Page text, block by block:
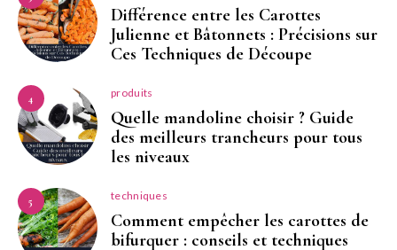
Différence entre les Carottes
Julienne et Bâtonnets : Précisions sur
Ces Techniques de Découpe
4 produits
Quelle mandoline choisir ? Guide
des meilleurs trancheurs pour tous
les niveaux
5 techniques
Comment empêcher les carottes de
bifurquer : conseils et techniques